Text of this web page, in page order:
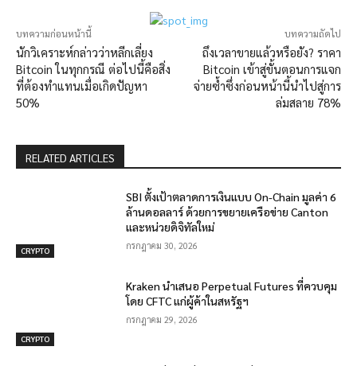
บทความก่อนหน้านี้
นักวิเคราะห์กล่าวว่าหลีกเลี่ยง
Bitcoin ในทุกกรณี ต่อไปนี้คือสิ่ง
ที่ต้องทำแทนเมื่อเกิดปัญหา
50%
บทความถัดไป
ถึงเวลาขายแล้วหรือยัง? ราคา
Bitcoin เข้าสู่ขั้นตอนการแจก
จ่ายซ้ำซึ่งก่อนหน้านี้นำไปสู่การ
ล่มสลาย 78%
RELATED ARTICLES
CRYPTO
SBI ตั้งเป้าตลาดการเงินแบบ On-Chain มูลค่า 6
ล้านดอลลาร์ ด้วยการขยายเครือข่าย Canton
และหน่วยดิจิทัลใหม่
กรกฎาคม 30, 2026
CRYPTO
Kraken นำเสนอ Perpetual Futures ที่ควบคุม
โดย CFTC แก่ผู้ค้าในสหรัฐฯ
กรกฎาคม 29, 2026